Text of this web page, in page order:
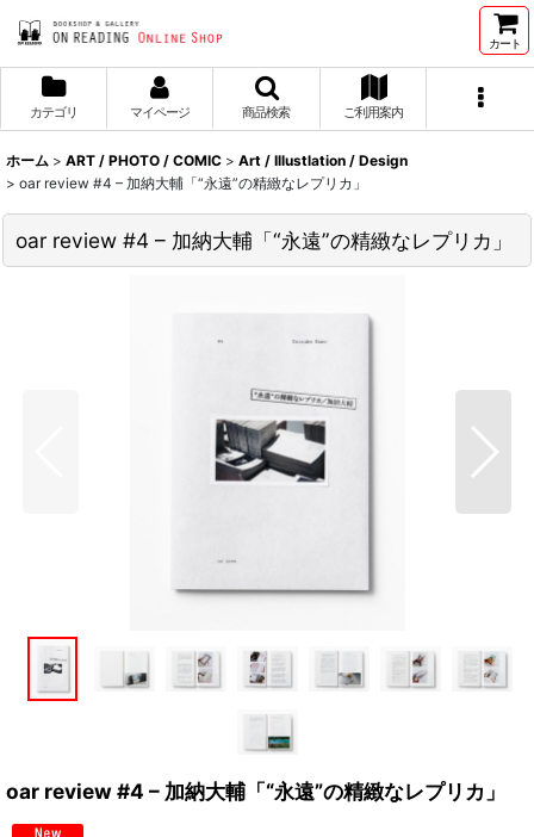
カート
カテゴリ マイページ 商品検索 ご利用案内
ホーム > ART / PHOTO / COMIC > Art / Illustlation / Design
> oar review #4 – 加納大輔「“永遠”の精緻なレプリカ」
oar review #4 – 加納大輔「“永遠”の精緻なレプリカ」
oar review #4 – 加納大輔「“永遠”の精緻なレプリカ」